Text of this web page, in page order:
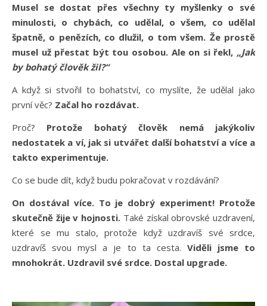
Musel se dostat přes všechny ty myšlenky o své
minulosti, o chybách, co udělal, o všem, co udělal
špatně, o penězích, co dlužil, o tom všem. Že prostě
musel už přestat být tou osobou. Ale on si řekl, „Jak
by bohatý člověk žil?“
A když si stvořil to bohatství, co myslíte, že udělal jako
první věc? Začal ho rozdávat.
Proč? Protože bohatý člověk nemá jakýkoliv
nedostatek a ví, jak si utvářet další bohatství a více a
takto experimentuje.
Co se bude dít, když budu pokračovat v rozdávání?
On dostával více. To je dobrý experiment! Protože
skutečně žije v hojnosti. Také získal obrovské uzdravení,
které se mu stalo, protože když uzdravíš své srdce,
uzdravíš svou mysl a je to ta cesta. Viděli jsme to
mnohokrát. Uzdravil své srdce. Dostal upgrade.